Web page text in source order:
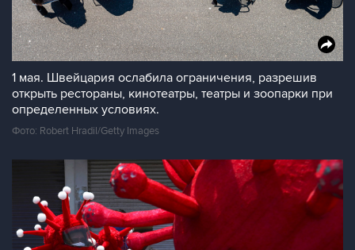
1 мая. Швейцария ослабила ограничения, разрешив
открыть рестораны, кинотеатры, театры и зоопарки при
определенных условиях.
Фото: Robert Hradil/Getty Images